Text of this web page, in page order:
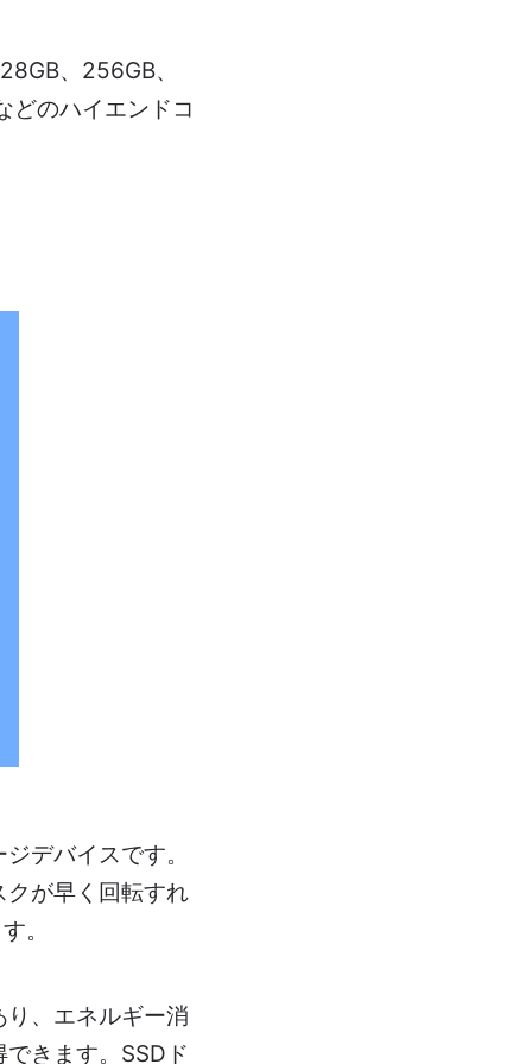
、256GB、
どのハイエンドコ
デバイスです。
が早く回転すれ
。
、エネルギー消
きます。SSDド